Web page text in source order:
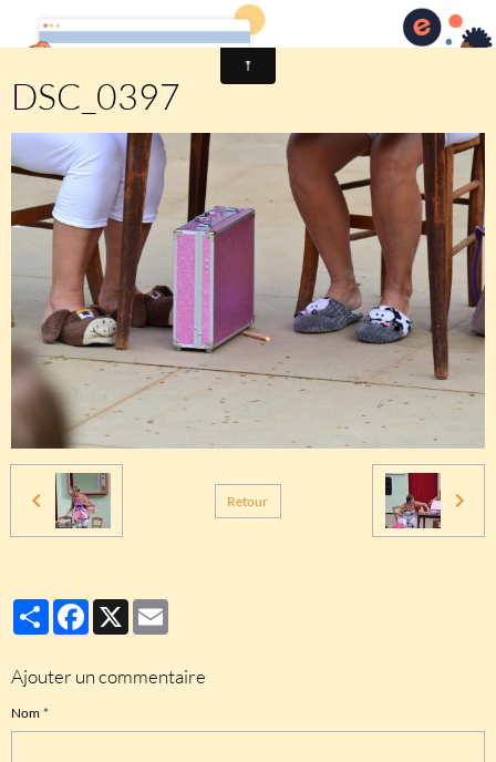
Comité des fêtes de CHEUX
DSC_0397
Retour
PartagerFacebook
X
Ajouter un commentaire
Nom